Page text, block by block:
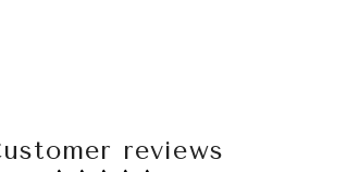
reviews